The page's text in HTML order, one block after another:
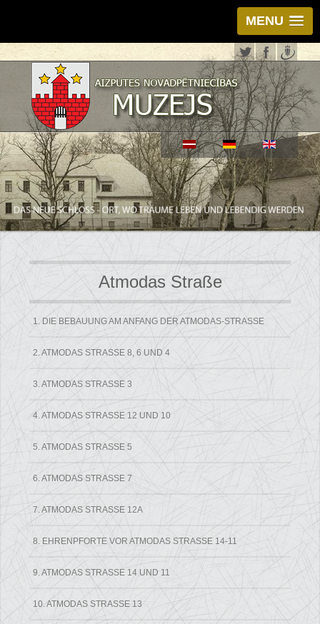
MENU
Atmodas Straße
1. DIE BEBAUUNG AM ANFANG DER ATMODAS-STRASSE
2. ATMODAS STRASSE 8, 6 UND 4
3. ATMODAS STRASSE 3
4. ATMODAS STRASSE 12 UND 10
5. ATMODAS STRASSE 5
6. ATMODAS STRASSE 7
7. ATMODAS STRASSE 12A
8. EHRENPFORTE VOR ATMODAS STRASSE 14-11
9. ATMODAS STRASSE 14 UND 11
10. ATMODAS STRASSE 13